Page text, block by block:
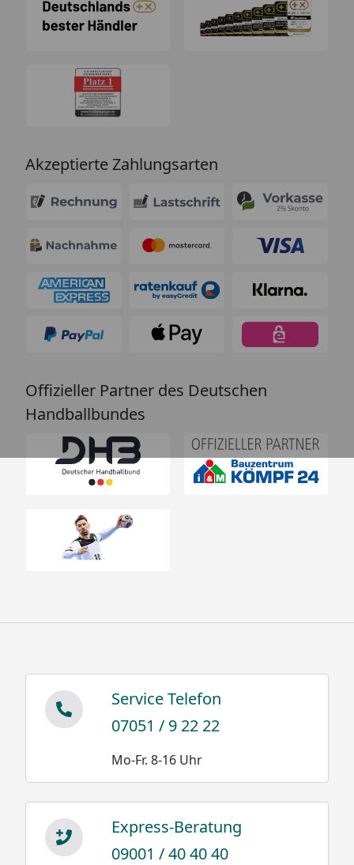
Akzeptierte Zahlungsarten
Offizieller Partner des Deutschen
Handballbundes
Service Telefon
07051 / 9 22 22
Mo-Fr. 8-16 Uhr
Express-Beratung
09001 / 40 40 40